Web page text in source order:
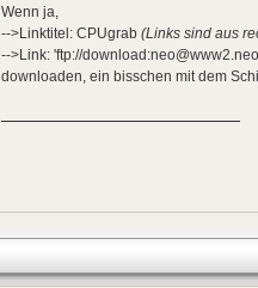
Wenn ja,
-->Linktitel: CPUgrab (Links sind aus
-->Link: 'ftp://
downloaden, ein bisschen mit dem